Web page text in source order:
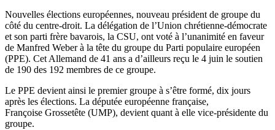
Nouvelles élections européennes, nouveau président de groupe du
côté du centre-droit. La délégation de l’Union chrétienne-démocrate
et son parti frère bavarois, la CSU, ont voté à l’unanimité en faveur
de Manfred Weber à la tête du groupe du Parti populaire européen
(PPE). Cet Allemand de 41 ans a d’ailleurs reçu le 4 juin le soutien
de 190 des 192 membres de ce groupe.
Le PPE devient ainsi le premier groupe à s’être formé, dix jours
après les élections. La députée européenne française,
Françoise Grossetête (UMP), devient quant à elle vice-présidente du
groupe.